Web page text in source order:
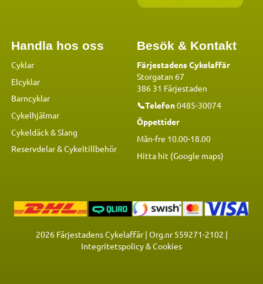
Handla hos oss
Cyklar
Elcyklar
Barncyklar
Cykelhjälmar
Cykeldäck & Slang
Reservdelar&Cykeltillbehör
Besök & Kontakt
Färjestadens Cykelaffär
Storgatan 67
386 31 Färjestaden
📞Telefon0485-30074
Öppettider
Mån-fre 10.00-18.00
Hitta hit (Google maps)
2026Färjestadens Cykelaffär | Org.nr 559271-2102 |
Integritetspolicy & Cookies